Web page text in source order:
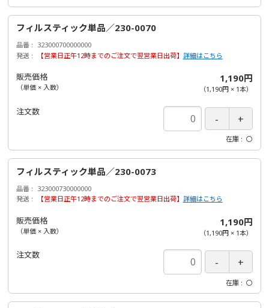
フィルスティック単品／230-0070
品番
323000700000000
発送
【営業日正午12時までのご注文で翌営業日出荷】 詳細はこちら
販売価格
（単価 × 入数）
1,190円
（1,190円× 1本）
注文数
在庫 〇
フィルスティック単品／230-0073
品番
323000730000000
発送
【営業日正午12時までのご注文で翌営業日出荷】 詳細はこちら
販売価格
（単価 × 入数）
1,190円
（1,190円× 1本）
注文数
在庫 〇